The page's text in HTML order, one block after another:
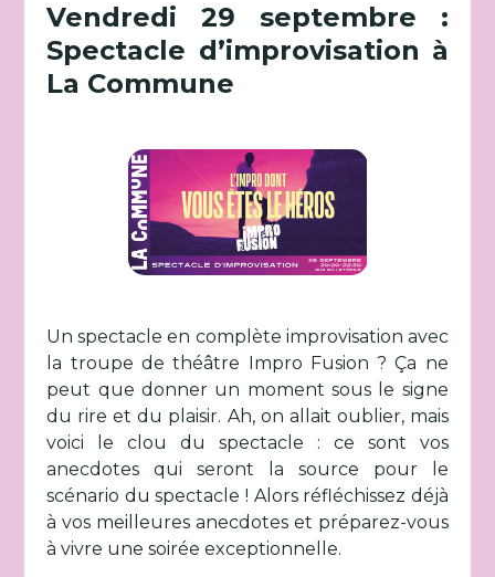
Vendredi 29 septembre :
Spectacle d’improvisation à
La Commune
Un spectacle en complète improvisation avec
la troupe de théâtre Impro Fusion ? Ça ne
peut que donner un moment sous le signe
du rire et du plaisir. Ah, on allait oublier, mais
voici le clou du spectacle : ce sont vos
anecdotes qui seront la source pour le
scénario du spectacle ! Alors réfléchissez déjà
à vos meilleures anecdotes et préparez-vous
à vivre une soirée exceptionnelle.